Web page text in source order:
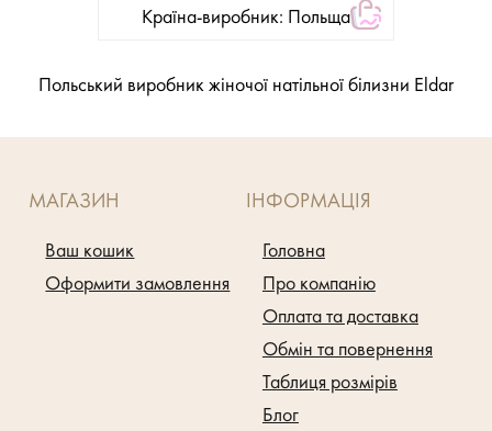
Країна-виробник: Польща
Польський виробник жіночої натільної білизни Eldar
МАГАЗИН
Ваш кошик
Оформити замовлення
ІНФОРМАЦІЯ
Головна
Про компанію
Оплата та доставка
Обмін та повернення
Таблиця розмірів
Блог